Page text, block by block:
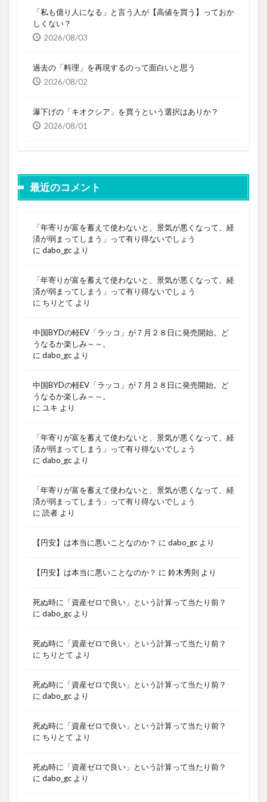
「私も億り人になる」と言う人が【高値を買う】っておか
しくない？
2026/08/03
過去の「料理」を再現するのって面白いと思う
2026/08/02
瀑下げの「キオクシア」を買うという選択はありか？
2026/08/01
最近のコメント
「年寄りが富を蓄えて使わないと、景気が悪くなって、経
済が弱まってしまう」って有り得ないでしょう
に dabo_gc より
「年寄りが富を蓄えて使わないと、景気が悪くなって、経
済が弱まってしまう」って有り得ないでしょう
に ちりとて より
中国BYDの軽EV「ラッコ」が７月２８日に発売開始。ど
うなるか楽しみ～～。
に dabo_gc より
中国BYDの軽EV「ラッコ」が７月２８日に発売開始。ど
うなるか楽しみ～～。
に ユキ より
「年寄りが富を蓄えて使わないと、景気が悪くなって、経
済が弱まってしまう」って有り得ないでしょう
に dabo_gc より
「年寄りが富を蓄えて使わないと、景気が悪くなって、経
済が弱まってしまう」って有り得ないでしょう
に 読者 より
【円安】は本当に悪いことなのか？ に dabo_gc より
【円安】は本当に悪いことなのか？ に 鈴木秀則 より
死ぬ時に「資産ゼロで良い」という計算って当たり前？
に dabo_gc より
死ぬ時に「資産ゼロで良い」という計算って当たり前？
に ちりとて より
死ぬ時に「資産ゼロで良い」という計算って当たり前？
に dabo_gc より
死ぬ時に「資産ゼロで良い」という計算って当たり前？
に ちりとて より
死ぬ時に「資産ゼロで良い」という計算って当たり前？
に dabo_gc より